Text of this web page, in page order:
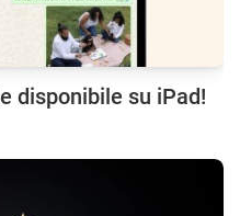
disponibile su iPad!